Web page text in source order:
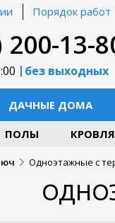
Порядок работ
200-13-
без выходных
ДАЧНЫЕ ДОМА
ПОЛЫ КРОВЛЯ
Одноэтажные с